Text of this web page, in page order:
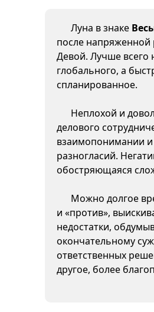
Луна в знаке
после напряженной
Девой. Лучше всего
глобального, а
спланированное.
Неплохой и
делового
взаимопонимании и
разногласий.
обостряющаяся
Можно долгое
и «против»,
недостатки,
окончательному
ответственных
другое, более